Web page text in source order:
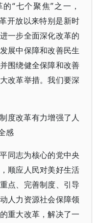
“七个聚焦”之一，
开放以来特别是新时
一步全面深化改革的
展中保障和改善民生
围绕健全保障和改善
改革举措。我们要深
度改革有力增强了人
感
同志为核心的党中央
顺应人民对美好生活
点、完善制度、引导
人力资源社会保障领
重大改革，解决了一